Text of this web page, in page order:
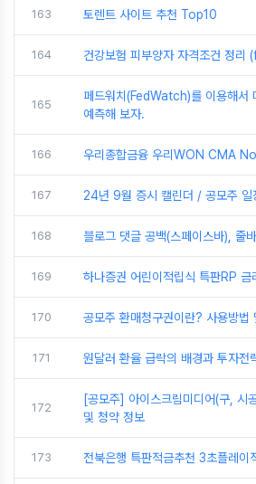
163 토렌트 사이트 추천 Top10
164 건강보험 피부양자 자격조건 정리
165
페드워치(FedWatch)를 이용해서
예측해 보자.
166 우리종합금융 우리WON CMA
167 24년 9월 증시 캘린더 / 공모주 일
168 블로그 댓글 공백(스페이스바), 줄
169 하나증권 어린이적립식 특판RP 금
170 공모주 환매청구권이란? 사용방법
171 원달러 환율 급락의 배경과 투자전
172
[공모주] 아이스크림미디어(구, 시
및 청약 정보
173 전북은행 특판적금추천 3초플레이